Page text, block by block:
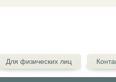
Для физических лиц